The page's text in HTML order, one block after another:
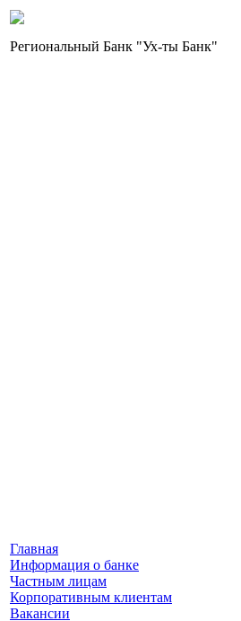
Региональный Банк "Ух-ты Банк"
Главная
Информация о банке
Частным лицам
Корпоративным клиентам
Вакансии